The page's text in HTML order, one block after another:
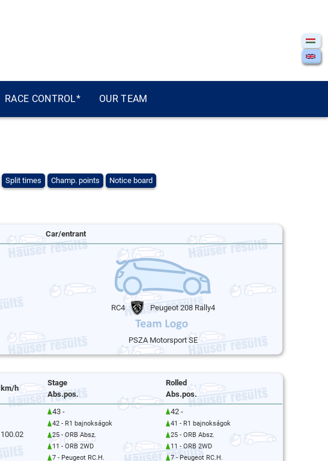
RACE CONTROL* OUR TEAM
Split times Champ. points Notice board
Car/entrant
RC4 Peugeot 208 Rally4
PSZA Motorsport SE
km/h
Stage
Abs.pos.
Rolled
Abs.pos.
100.02
43 -
42 - R1 bajnokságok
25 - ORB Absz.
11 - ORB 2WD
7 - Peugeot RC.H.
42 -
41 - R1 bajnokságok
25 - ORB Absz.
11 - ORB 2WD
7 - Peugeot RC.H.